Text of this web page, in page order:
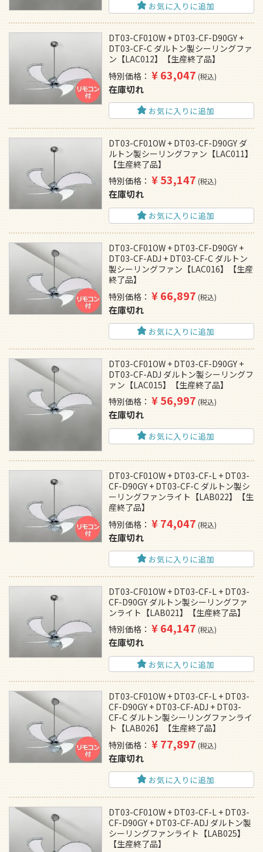
お気に入りに追加
DT03-CF01OW + DT03-CF-D90GY +
DT03-CF-C ダルトン製シーリングファ
ン【LAC012】【生産終了品】
特別価格
¥63,047 税込
在庫切れ
お気に入りに追加
DT03-CF01OW + DT03-CF-D90GY ダ
ルトン製シーリングファン【LAC011】
【生産終了品】
特別価格
¥53,147 税込
在庫切れ
お気に入りに追加
DT03-CF01OW + DT03-CF-D90GY +
DT03-CF-ADJ + DT03-CF-C ダルトン
製シーリングファン【LAC016】【生産
終了品】
特別価格
¥66,897 税込
在庫切れ
お気に入りに追加
DT03-CF01OW + DT03-CF-D90GY +
DT03-CF-ADJ ダルトン製シーリングフ
ァン【LAC015】【生産終了品】
特別価格
¥56,997 税込
在庫切れ
お気に入りに追加
DT03-CF01OW + DT03-CF-L + DT03-
CF-D90GY + DT03-CF-C ダルトン製シ
ーリングファンライト【LAB022】【生
産終了品】
特別価格
¥74,047 税込
在庫切れ
お気に入りに追加
DT03-CF01OW + DT03-CF-L + DT03-
CF-D90GY ダルトン製シーリングファ
ンライト【LAB021】【生産終了品】
特別価格
¥64,147 税込
在庫切れ
お気に入りに追加
DT03-CF01OW + DT03-CF-L + DT03-
CF-D90GY + DT03-CF-ADJ + DT03-
CF-C ダルトン製シーリングファンライ
ト【LAB026】【生産終了品】
特別価格
¥77,897 税込
在庫切れ
お気に入りに追加
DT03-CF01OW + DT03-CF-L + DT03-
CF-D90GY + DT03-CF-ADJ ダルトン製
シーリングファンライト【LAB025】
【生産終了品】